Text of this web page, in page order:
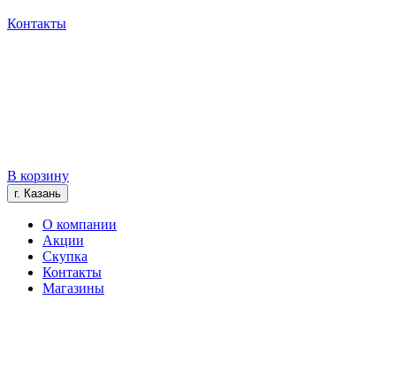
Контакты
В корзину
г. Казань
О компании
Акции
Скупка
Контакты
Магазины